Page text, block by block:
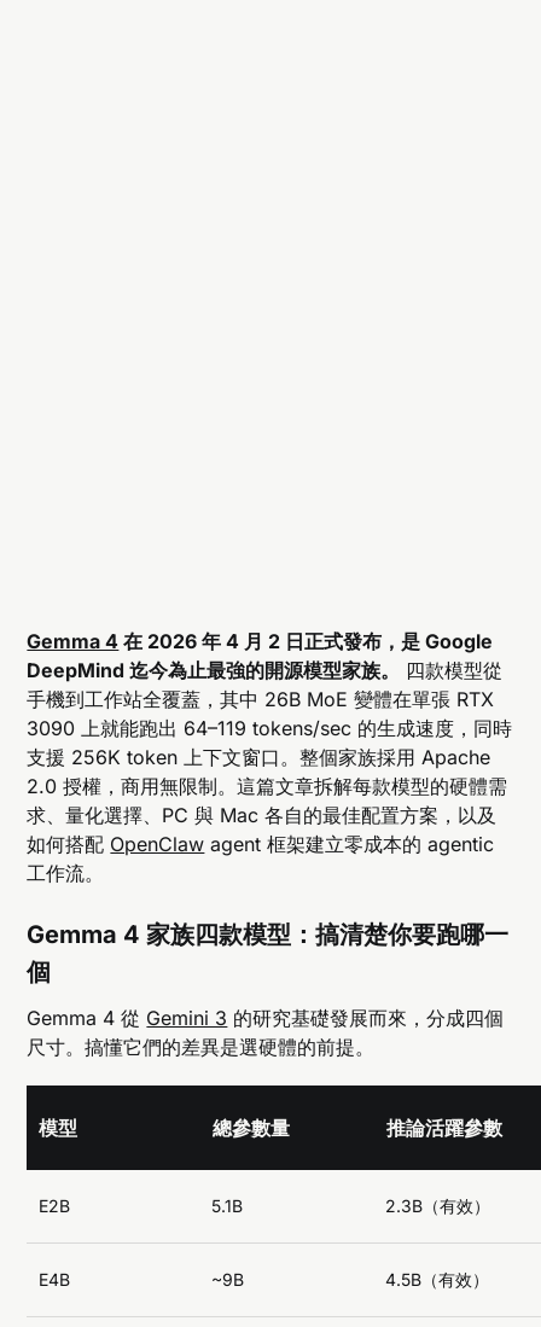
Gemma 4 在 2026 年 4 月 2 日正式發布，是 Google
DeepMind 迄今為止最強的開源模型家族。
四款模型從
手機到工作站全覆蓋，其中 26B MoE 變體在單張 RTX
3090 上就能跑出 64–119 tokens/sec 的生成速度，同時
支援 256K token 上下文窗口。整個家族採用 Apache
2.0 授權，商用無限制。這篇文章拆解每款模型的硬體需
求、量化選擇、PC 與 Mac 各自的最佳配置方案，以及
如何搭配 OpenClaw agent 框架建立零成本的 agentic
工作流。
Gemma 4 家族四款模型：搞清楚你要跑哪一
個
Gemma 4 從 Gemini 3 的研究基礎發展而來，分成四個
尺寸。搞懂它們的差異是選硬體的前提。
模型 總參數量 推論活躍參數
E2B 5.1B 2.3B（有效）
E4B ~9B 4.5B（有效）